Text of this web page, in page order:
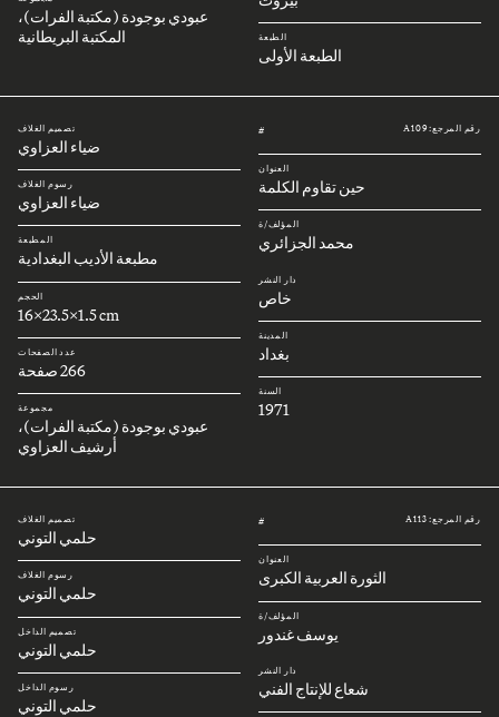
الطبعة
الطبعة الأولى
عبودي بوجودة (مكتبة الفرات)،
المكتبة البريطانية
رقم المرجع: A109 #
العنوان
حين تقاوم الكلمة
المؤلف/ة
محمد الجزائري
دار النشر
خاص
المدينة
بغداد
السنة
1971
تصميم الغلاف
ضياء العزاوي
رسوم الغلاف
ضياء العزاوي
المطبعة
مطبعة الأديب البغدادية
الحجم
16x23.5x1.5 cm
عدد الصفحات
266 صفحة
مجموعة
عبودي بوجودة (مكتبة الفرات)،
أرشيف العزاوي
رقم المرجع: A113 #
العنوان
الثورة العربية الكبرى
المؤلف/ة
يوسف غندور
دار النشر
شعاع للإنتاج الفني
تصميم الغلاف
حلمي التوني
رسوم الغلاف
حلمي التوني
تصميم الداخل
حلمي التوني
رسوم الداخل
حلمي التوني